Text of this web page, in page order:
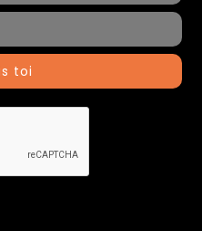
toi